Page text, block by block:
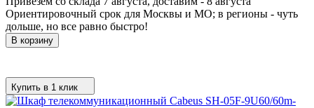
Ориентировочный срок для Москвы и МО; в регионы - чуть
дольше, но все равно быстро!
В корзину
Купить в 1 клик